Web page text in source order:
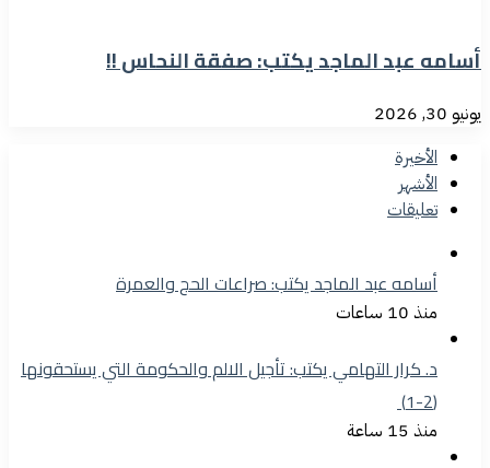
أسامه عبد الماجد يكتب: صفقة النحاس !!
يونيو 30, 2026
الأخيرة
الأشهر
تعليقات
أسامه عبد الماجد يكتب: صراعات الحج والعمرة
منذ 10 ساعات
د. كرار التهامي يكتب: تأجيل الالم والحكومة التي يستحقونها
(2-1)
منذ 15 ساعة